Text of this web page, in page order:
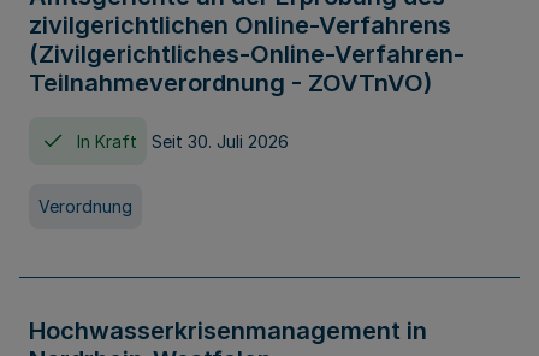
zivilgerichtlichen Online-Verfahrens
(Zivilgerichtliches-Online-Verfahren-
Teilnahmeverordnung - ZOVTnVO)
In Kraft Seit 30. Juli 2026
Verordnung
Hochwasserkrisenmanagement in